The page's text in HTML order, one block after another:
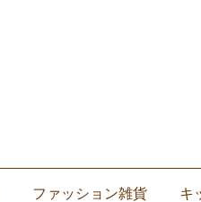
ファッション雑貨 キ